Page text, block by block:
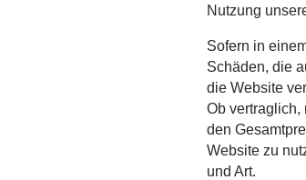
Nutzung
Sofern in
Schäden, die
die Website
Ob vertraglich,
den
Website zu
und Art.